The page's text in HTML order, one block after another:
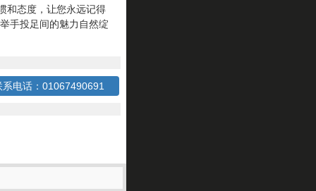
态度，让您永远记得
手投足间的魅力自然绽
系电话：01067490691